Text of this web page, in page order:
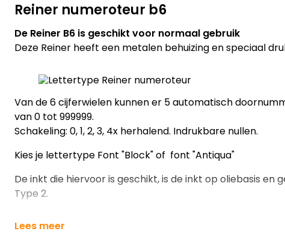
Reiner numeroteur b6
De Reiner B6 is geschikt voor normaal gebruik
Deze Reiner heeft een metalen behuizing en speciaal
Van de 6 cijferwielen kunnen er 5 automatisch
van 0 tot 999999.
Schakeling: 0, 1, 2, 3, 4x herhalend. Indrukbare nullen.
Kies je lettertype Font "Block" of font "Antiqua"
De inkt die hiervoor is geschikt, is de inkt op oliebasis en
Type 2.
Lees meer